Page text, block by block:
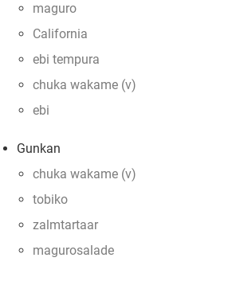
maguro
California
ebi tempura
chuka wakame (v)
ebi
Gunkan
chuka wakame (v)
tobiko
zalmtartaar
magurosalade